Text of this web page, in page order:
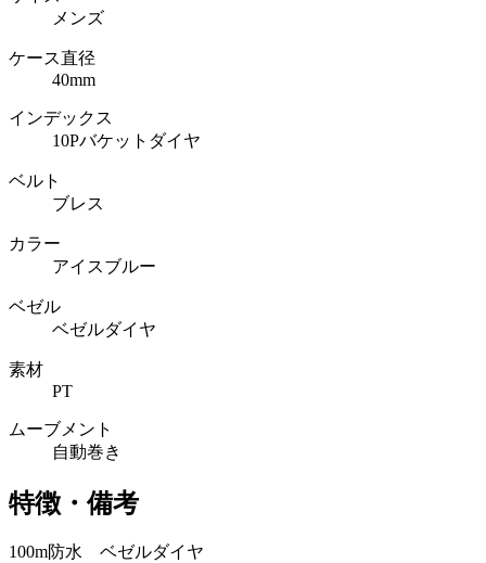
メンズ
ケース直径
40mm
インデックス
10Pバケットダイヤ
ベルト
ブレス
カラー
アイスブルー
ベゼル
ベゼルダイヤ
素材
PT
ムーブメント
自動巻き
特徴・備考
100m防水 ベゼルダイヤ